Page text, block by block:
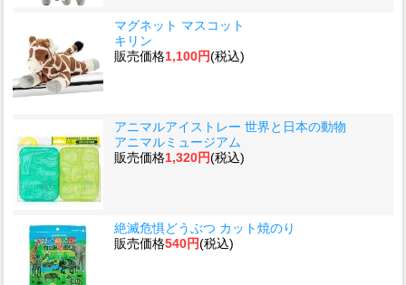
マグネット マスコット
キリン
販売価格1,100円(税込)
アニマルアイストレー 世界と日本の動物
アニマルミュージアム
販売価格1,320円(税込)
絶滅危惧どうぶつ カット焼のり
販売価格540円(税込)